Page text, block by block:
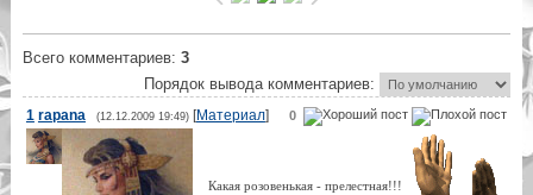
Всего комментариев: 3
Порядок вывода комментариев:
0
1 rapana (12.12.2009 19:49)[Материал]
Какая розовенькая - прелестная!!!